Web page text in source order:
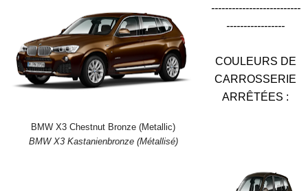
BMW X3 Chestnut Bronze (Metallic)
BMW X3 Kastanienbronze (Métallisé)
--------------------------
-----------------
COULEURS DE
CARROSSERIE
ARRÊTÉES :